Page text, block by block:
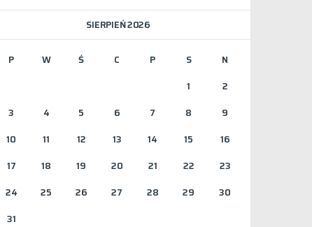
SIERPIEŃ 2026
P W Ś C P S
N
1
2
3
4 5 6 7 8
9
10
11 12 13 14 15
16
17
18 19 20 21 22
23
24
25 26 27 28 29
30
31